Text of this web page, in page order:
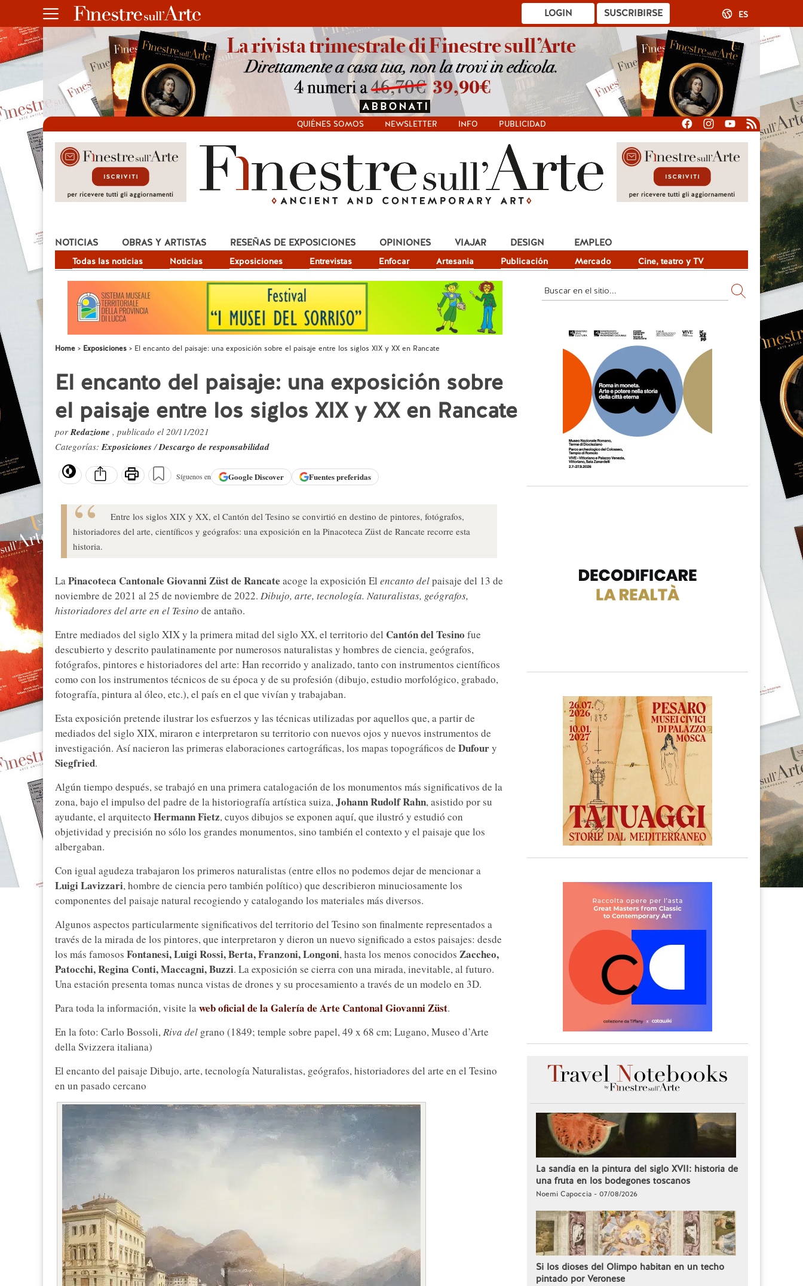
SUSCRIBIRSE
LOGIN ES
QUIÉNES SOMOS NEWSLETTER INFO PUBLICIDAD
NOTICIAS
Todas las noticias Noticias Exposiciones Entrevistas Enfocar Artesania Publicación Mercado Cine, teatro y TV
OBRAS Y ARTISTAS RESEÑAS DE EXPOSICIONES OPINIONES VIAJAR DESIGN EMPLEO
Home Exposiciones El encanto del paisaje: una exposición sobre el paisaje entre los siglos XIX y XX en Rancate
El encanto del paisaje: una exposición sobre
el paisaje entre los siglos XIX y XX en Rancate
porRedazione , publicado el 20/11/2021
Categorías:Exposiciones/Descargo de responsabilidad
Síguenos en GoogleDiscover Fuentes preferidas
Entre los siglos XIX y XX, el Cantón del Tesino se convirtió en destino de pintores, fotógrafos,
historiadores del arte, científicos y geógrafos: una exposición en la Pinacoteca Züst de Rancate recorre esta
historia.
LaPinacoteca Cantonale Giovanni Züst de Rancate acoge la exposición El encanto delpaisaje del 13 de
noviembre de 2021 al 25 de noviembre de 2022. Dibujo, arte, tecnología. Naturalistas, geógrafos,
historiadores del arte en el Tesino de antaño.
Entre mediados del siglo XIX y la primera mitad del siglo XX, el territorio del Cantón del Tesino fue
descubierto y descrito paulatinamente por numerosos naturalistas y hombres de ciencia, geógrafos,
fotógrafos, pintores e historiadores del arte: Han recorrido y analizado, tanto con instrumentos científicos
como con los instrumentos técnicos de su época y de su profesión (dibujo, estudio morfológico, grabado,
fotografía, pintura al óleo, etc.), el país en el que vivían y trabajaban.
Esta exposición pretende ilustrar los esfuerzos y las técnicas utilizadas por aquellos que, a partir de
mediados del siglo XIX, miraron e interpretaron su territorio con nuevos ojos y nuevos instrumentos de
investigación. Así nacieron las primeras elaboraciones cartográficas, los mapas topográficos de Dufoury
Siegfried.
Algún tiempo después, se trabajó en una primera catalogación de los monumentos más significativos de la
zona, bajo el impulso del padre de la historiografía artística suiza,Johann Rudolf Rahn, asistido por su
ayudante, el arquitecto Hermann Fietz, cuyos dibujos se exponen aquí, que ilustró y estudió con
objetividad y precisión no sólo los grandes monumentos, sino también el contexto y el paisaje que los
albergaban.
Con igual agudeza trabajaron los primeros naturalistas (entre ellos no podemos dejar de mencionar a
Luigi Lavizzari, hombre de ciencia pero también político) que describieron minuciosamente los
componentes del paisaje natural recogiendo y catalogando los materiales más diversos.
Algunos aspectos particularmente significativos del territorio del Tesino son finalmente representados a
través de la mirada de los pintores, que interpretaron y dieron un nuevo significado a estos paisajes: desde
los más famosos Fontanesi, Luigi Rossi, Berta, Franzoni, Longoni, hasta los menos conocidos Zaccheo,
Patocchi, Regina Conti, Maccagni, Buzzi. La exposición se cierra con una mirada, inevitable, al futuro.
Una estación presenta tomas nunca vistas de drones y su procesamiento a través de un modelo en 3D.
Para toda la información, visite laweb oficial de la Galería de Arte Cantonal Giovanni Züst.
En la foto: Carlo Bossoli,Riva del grano (1849; temple sobre papel, 49 x 68 cm; Lugano, Museo d’Arte
della Svizzera italiana)
El encanto del paisaje Dibujo, arte, tecnología Naturalistas, geógrafos, historiadores del arte en el Tesino
en un pasado cercano
La sandía en la pintura del siglo XVII: historia de
una fruta en los bodegones toscanos
Noemi Capoccia - 07/08/2026
Si los dioses del Olimpo habitan en un techo
pintado por Veronese